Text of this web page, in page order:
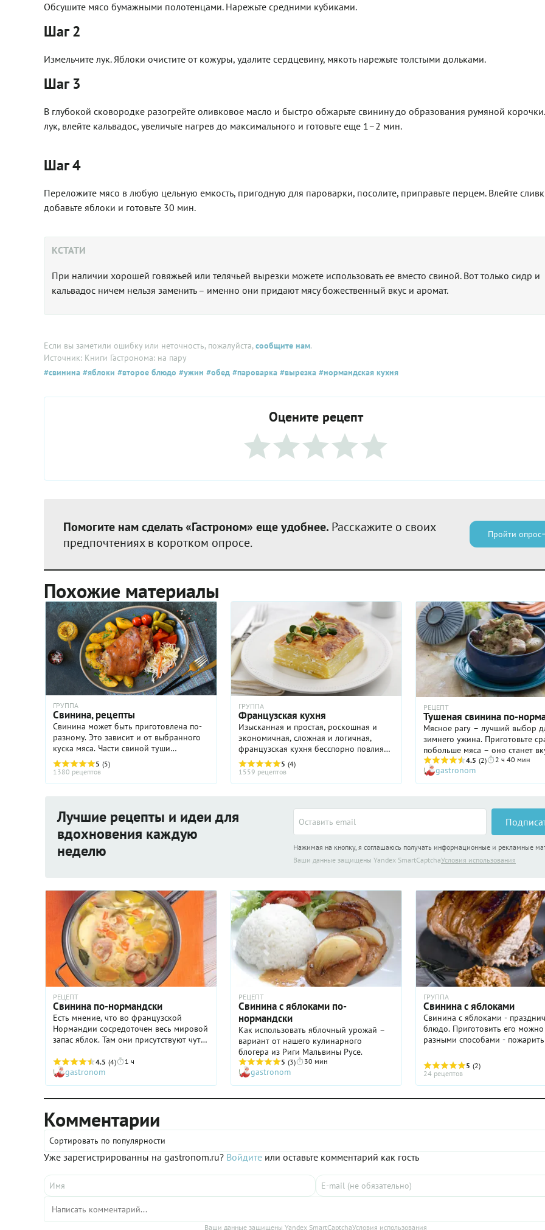
Обсушите мясо бумажными полотенцами. Нарежьте средними кубиками.
Шаг 2
Измельчите лук. Яблоки очистите от кожуры, удалите сердцевину, мякоть нарежьте толстыми дольками.
Шаг 3
В глубокой сковородке разогрейте оливковое масло и быстро обжарьте свинину до образования румяной
лук, влейте кальвадос, увеличьте нагрев до максимального и готовьте еще 1–2 мин.
Шаг 4
Переложите мясо в любую цельную емкость, пригодную для пароварки, посолите, приправьте перцем. Влейте
добавьте яблоки и готовьте 30 мин.
КСТАТИ
При наличии хорошей говяжьей или телячьей вырезки можете использовать ее вместо свиной. Вот только сидр и
кальвадос ничем нельзя заменить – именно они придают мясу божественный вкус и аромат.
Если вы заметили ошибку или неточность, пожалуйста,сообщите нам.
Источник: Книги Гастронома: на пару
#свинина #яблоки #второе блюдо #ужин #обед #пароварка #вырезка #нормандская кухня
Оцените рецепт
Помогите нам сделать «Гастроном» еще удобнее. Расскажите о своих
предпочтениях в коротком опросе.
Пройти опрос
Похожие материалы
ГРУППА
Свинина, рецепты
Свинина может быть приготовлена по-
разному. Это зависит и от выбранного
куска мяса. Части свиной туши
различаются структурой: мягкостью или
жесткостью, наличием или отсутствием
жировых прослоек (мясо ...
5 (5)
1380 рецептов
ГРУППА
Французская кухня
Изысканная и простая, роскошная и
экономичная, сложная и логичная,
французская кухня бесспорно повлияла
на развитие всей современой
европейской – да и не только
европейской - кулинарии. Разве можно
5 (4)
1559 рецептов
РЕЦЕПТ
Тушеная свинина по-
Мясное рагу – лучший выбор
зимнего ужина. Приготовьте
побольше мяса – оно станет
следующий день
4.5 (2) 2 ч 40 мин
gastronom
Лучшие рецепты и идеи для
вдохновения каждую
неделю
Нажимая на кнопку, я соглашаюсь получать информационные и рекламные
Ваши данные защищены Yandex SmartCaptchaУсловия использования
РЕЦЕПТ
Свинина по-нормандски
Есть мнение, что во французской
Нормандии сосредоточен весь мировой
запас яблок. Там они присутствуют чуть
нибудь яблочный суп во многих
российских домах не приживётся, то
свинина, тушёная в яблочном соке,
4.5 (4) 1 ч
gastronom
РЕЦЕПТ
Свинина с яблоками по-
нормандски
Как использовать яблочный урожай –
вариант от нашего кулинарного
блогера из Риги Мальвины Русе.
5 (3) 30 мин
gastronom
ГРУППА
Свинина с яблоками
Свинина с яблоками -
блюдо. Приготовить его можно
разными способами -
духовке или приготовить в
мультиварке.
5 (2)
24 рецептов
Комментарии
Сортировать по популярности
Уже зарегистрированны на gastronom.ru? Войдите или оставьте комментарий как гость
Ваши данные защищены Yandex SmartCaptchaУсловия использования